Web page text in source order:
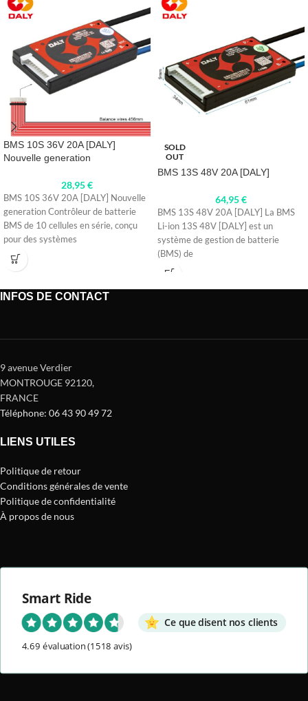
BMS 10S 36V 20A [DALY]
Nouvelle generation
28,95€
BMS 10S 36V 20A [DALY] Nouvelle
generation Contrôleur de batterie
BMS de 10 cellules en série, conçu
pour des systèmes
SOLD
OUT
BMS 13S 48V 20A [DALY]
64,95€
BMS 13S 48V 20A [DALY] La BMS
Li-ion 13S 48V [DALY] est un
système de gestion de batterie
(BMS) de
INFOS DE CONTACT
9 avenue Verdier
MONTROUGE 92120,
FRANCE
Téléphone: 06 43 90 49 72
LIENS UTILES
Politique de retour
Conditions générales de vente
Politique de confidentialité
À propos de nous
Smart Ride
Ce que disent nos clients
4.69 évaluation(1518 avis)